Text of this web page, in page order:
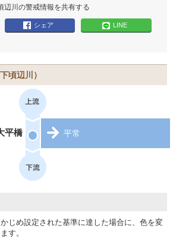
辺川の警戒情報を共有する
シェア LINE
下頃辺川）
平橋 平常
じめ設定された基準に達した場合に、色を変
す。